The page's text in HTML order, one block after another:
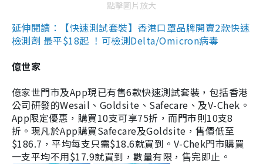
點擊圖片放大
延伸閱讀：【快速測試套裝】香港口罩品牌開賣2款快速
檢測劑 最平$18起 ！可檢測Delta/Omicron病毒
億世家
億家世門市及App現已有售6款快速測試套裝，包括香港
公司研發的Wesail、Goldsite、Safecare、及V-Chek。
App限定優惠，購買10支可享75折，而門市則10支8
折。現凡於App購買Safecare及Goldsite，售價低至
$186.7，平均每支只需$18.6就買到。V-Chek門市購買
一支平均不用$17.9就買到，數量有限，售完即止。